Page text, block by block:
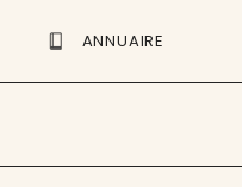
ANNUAIRE